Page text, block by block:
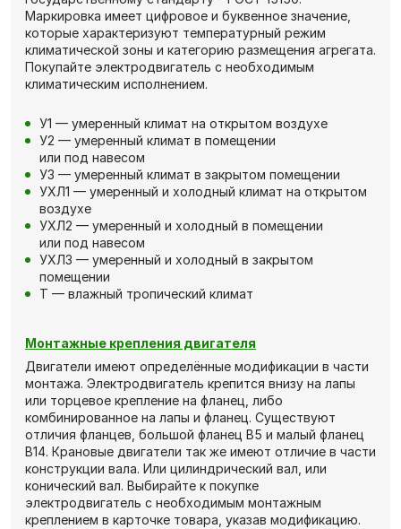
Маркировка имеет цифровое и буквенное значение,
которые характеризуют температурный режим
климатической зоны и категорию размещения агрегата.
Покупайте электродвигатель с необходимым
климатическим исполнением.
У1 — умеренный климат на открытом воздухе
У2 — умеренный климат в помещении
или под навесом
У3 — умеренный климат в закрытом помещении
УХЛ1 — умеренный и холодный климат на открытом
воздухе
УХЛ2 — умеренный и холодный в помещении
или под навесом
УХЛ3 — умеренный и холодный в закрытом
помещении
Т — влажный тропический климат
Монтажные крепления двигателя
Двигатели имеют определённые модификации в части
монтажа. Электродвигатель крепится внизу на лапы
или торцевое крепление на фланец, либо
комбинированное на лапы и фланец. Существуют
отличия фланцев, большой фланец В5 и малый фланец
В14. Крановые двигатели так же имеют отличие в части
конструкции вала. Или цилиндрический вал, или
конический вал. Выбирайте к покупке
электродвигатель с необходимым монтажным
креплением в карточке товара, указав модификацию.